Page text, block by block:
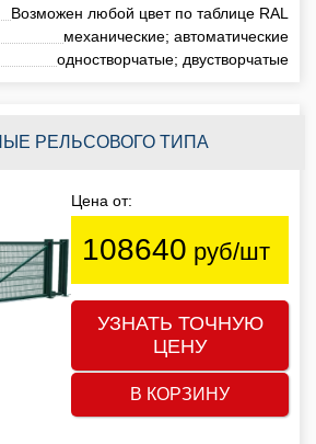
Возможен любой цвет по таблице RAL
механические; автоматические
одностворчатые; двустворчатые
РЕЛЬСОВОГО ТИПА
Цена от:
108640 руб/шт
УЗНАТЬ ТОЧНУЮ
ЦЕНУ
В КОРЗИНУ